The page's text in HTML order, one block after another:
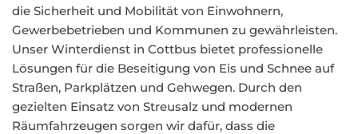
die Sicherheit und Mobilität von Einwohnern,
Gewerbebetrieben und Kommunen zu gewährleisten.
Unser Winterdienst in Cottbus bietet professionelle
Lösungen für die Beseitigung von Eis und Schnee auf
Straßen, Parkplätzen und Gehwegen. Durch den
gezielten Einsatz von Streusalz und modernen
Räumfahrzeugen sorgen wir dafür, dass die